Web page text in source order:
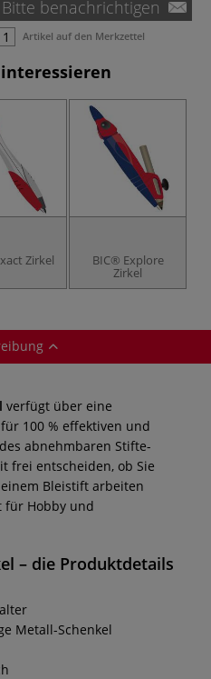
Bitte benachrichtigen
Artikel auf den Merkzettel
Zirkel BIC® Explore
Zirkel
verfügt über eine
100 % effektiven und
abnehmbaren Stifte-
frei entscheiden, ob Sie
Bleistift arbeiten
für Hobby und
– die Produktdetails
Metall-Schenkel